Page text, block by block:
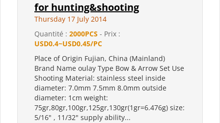
for hunting&shooting
Thursday 17 July 2014
Quantité : 2000PCS - Prix :
USD0.4~USD0.45/PC
Place of Origin Fujian, China (Mainland)
Brand Name oulay Type Bow & Arrow Set Use
Shooting Material: stainless steel inside
diameter: 7.0mm 7.5mm 8.0mm outside
diameter: 1cm weight:
75gr,80gr,100gr,125gr,130gr(1gr=6.476g) size:
5/16" , 11/32" supply ability...